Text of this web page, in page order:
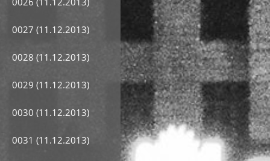
0027 (11.12.2013)
0028 (11.12.2013)
0029 (11.12.2013)
0030 (11.12.2013)
0031 (11.12.2013)